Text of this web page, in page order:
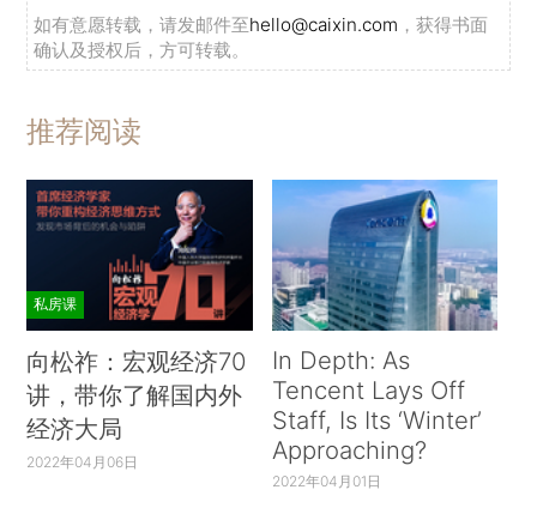
如有意愿转载，请发邮件至hello@caixin.com ，获得书面
确认及授权后，方可转载。
推荐阅读
私房课
向松祚：宏观经济70
讲，带你了解国内外
经济大局
2022年04月06日
In Depth: As
Tencent Lays Off
Staff, Is Its ‘Winter’
Approaching?
2022年04月01日